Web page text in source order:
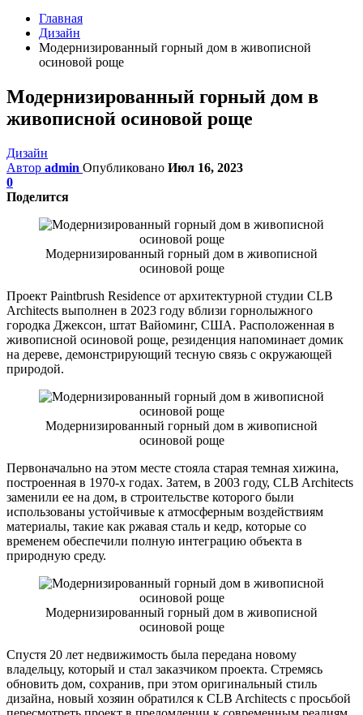
Главная
Дизайн
Модернизированный горный дом в живописной
осиновой роще
Модернизированный горный дом в
живописной осиновой роще
Дизайн
Автор admin Опубликовано Июл 16, 2023
0
Поделится
Модернизированный горный дом в живописной
осиновой роще
Проект Paintbrush Residence от архитектурной студии CLB
Architects выполнен в 2023 году вблизи горнолыжного
городка Джексон, штат Вайоминг, США. Расположенная в
живописной осиновой роще, резиденция напоминает домик
на дереве, демонстрирующий тесную связь с окружающей
природой.
Модернизированный горный дом в живописной
осиновой роще
Первоначально на этом месте стояла старая темная хижина,
построенная в 1970-х годах. Затем, в 2003 году, CLB Architects
заменили ее на дом, в строительстве которого были
использованы устойчивые к атмосферным воздействиям
материалы, такие как ржавая сталь и кедр, которые со
временем обеспечили полную интеграцию объекта в
природную среду.
Модернизированный горный дом в живописной
осиновой роще
Спустя 20 лет недвижимость была передана новому
владельцу, который и стал заказчиком проекта. Стремясь
обновить дом, сохранив, при этом оригинальный стиль
дизайна, новый хозяин обратился к CLB Architects с просьбой